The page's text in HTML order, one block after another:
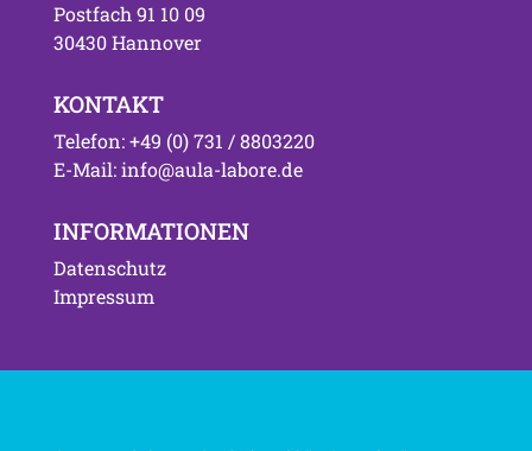
Postfach 91 10 09
30430 Hannover
KONTAKT
Telefon: +49 (0) 731 / 8803220
E-Mail: info@aula-labore.de
INFORMATIONEN
Datenschutz
Impressum